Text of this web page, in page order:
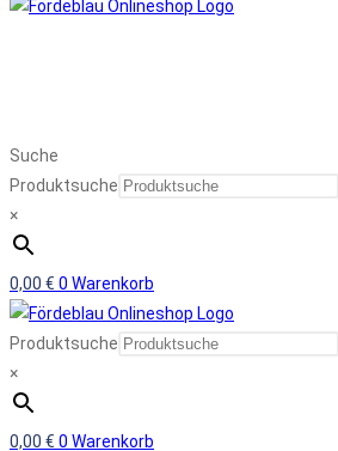
Suche
Produktsuche
×
0,00 € 0 Warenkorb
Produktsuche
×
0,00 € 0 Warenkorb